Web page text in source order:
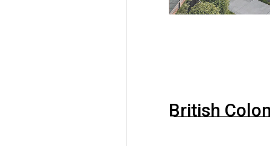
British